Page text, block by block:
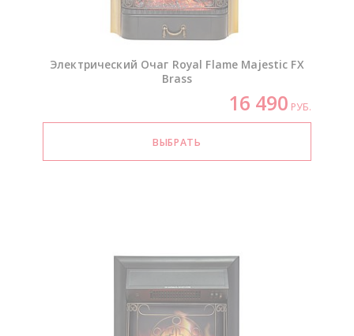
Электрический Очаг Royal Flame Majestic FX
Brass
16 490 РУБ.